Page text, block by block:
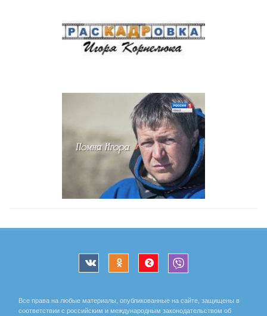
Все права на любые материалы, опубликованные на сайте, защищены в
соответствии с российским и международным законодательством об